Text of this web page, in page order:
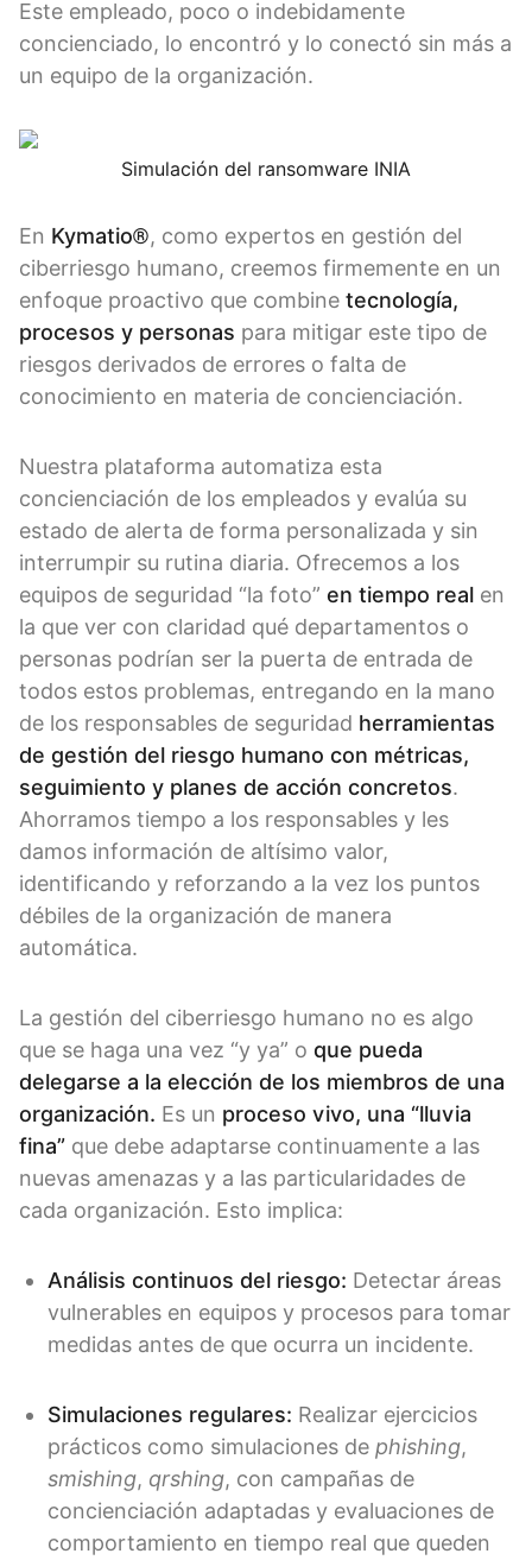
Este empleado, poco o indebidamente
concienciado, lo encontró y lo conectó sin más a
un equipo de la organización.
Simulación del ransomware INIA
En Kymatio®, como expertos en gestión del
ciberriesgo humano, creemos firmemente en un
enfoque proactivo que combine tecnología,
procesos y personas para mitigar este tipo de
riesgos derivados de errores o falta de
conocimiento en materia de concienciación.
Nuestra plataforma automatiza esta
concienciación de los empleados y evalúa su
estado de alerta de forma personalizada y sin
interrumpir su rutina diaria. Ofrecemos a los
equipos de seguridad “la foto” en tiempo real en
la que ver con claridad qué departamentos o
personas podrían ser la puerta de entrada de
todos estos problemas, entregando en la mano
de los responsables de seguridad herramientas
de gestión del riesgo humano con métricas,
seguimiento y planes de acción concretos.
Ahorramos tiempo a los responsables y les
damos información de altísimo valor,
identificando y reforzando a la vez los puntos
débiles de la organización de manera
automática.
La gestión del ciberriesgo humano no es algo
que se haga una vez “y ya” o que pueda
delegarse a la elección de los miembros de una
organización. Es un proceso vivo, una “lluvia
fina” que debe adaptarse continuamente a las
nuevas amenazas y a las particularidades de
cada organización. Esto implica:
Análisis continuos del riesgo: Detectar áreas
vulnerables en equipos y procesos para tomar
medidas antes de que ocurra un incidente.
Simulaciones regulares: Realizar ejercicios
prácticos como simulaciones de phishing,
smishing, qrshing, con campañas de
concienciación adaptadas y evaluaciones de
comportamiento en tiempo real que queden